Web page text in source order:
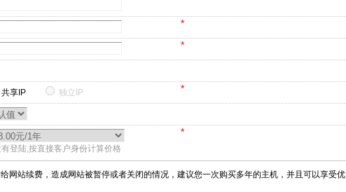
*
*
共享IP 独立IP *
登陆,按直接客户身份计算价格
*
网站续费，造成网站被暂停或者关闭的情况，建议您一次购买多年的主机，并且可以享受优